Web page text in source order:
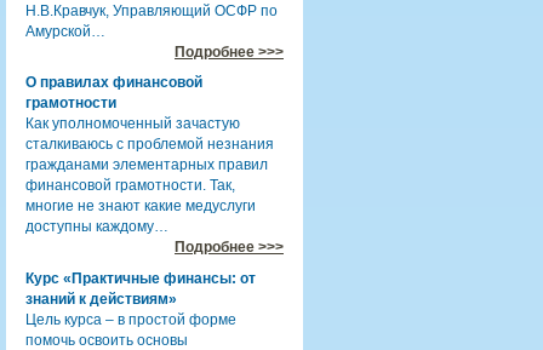
Н.В.Кравчук, Управляющий ОСФР по
Амурской…
Подробнее >>>
О правилах финансовой
грамотности
Как уполномоченный зачастую
сталкиваюсь с проблемой незнания
гражданами элементарных правил
финансовой грамотности. Так,
многие не знают какие медуслуги
доступны каждому…
Подробнее >>>
Курс «Практичные финансы: от
знаний к действиям»
Цель курса – в простой форме
помочь освоить основы